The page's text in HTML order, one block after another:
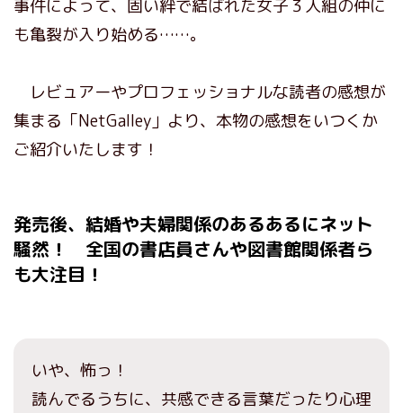
事件によって、固い絆で結ばれた女子３人組の仲に
も亀裂が入り始める……。
レビュアーやプロフェッショナルな読者の感想が
集まる「NetGalley」より、本物の感想をいつくか
ご紹介いたします！
発売後、結婚や夫婦関係のあるあるにネット
騒然！ 全国の書店員さんや図書館関係者ら
も大注目！
いや、怖っ！
読んでるうちに、共感できる言葉だったり心理